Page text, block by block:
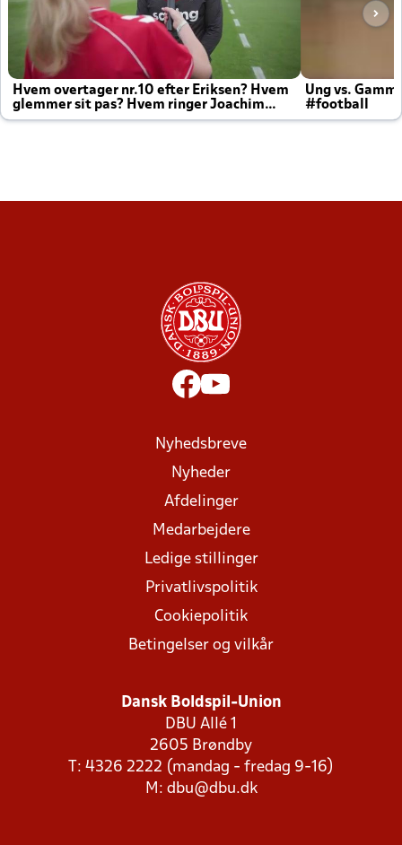
Hvem overtager nr.10 efter Eriksen? Hvem
glemmer sit pas? Hvem ringer Joachim
altid til efter kampe?
Ung vs.
#football
Nyhedsbreve
Nyheder
Afdelinger
Medarbejdere
Ledige stillinger
Privatlivspolitik
Cookiepolitik
Betingelser og vilkår
Dansk Boldspil-Union
DBU Allé 1
2605 Brøndby
T: 4326 2222 (mandag - fredag 9-16)
M: dbu@dbu.dk